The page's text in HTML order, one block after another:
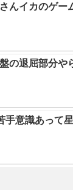
さんイカのゲ
盤の退屈部分
手意識あって